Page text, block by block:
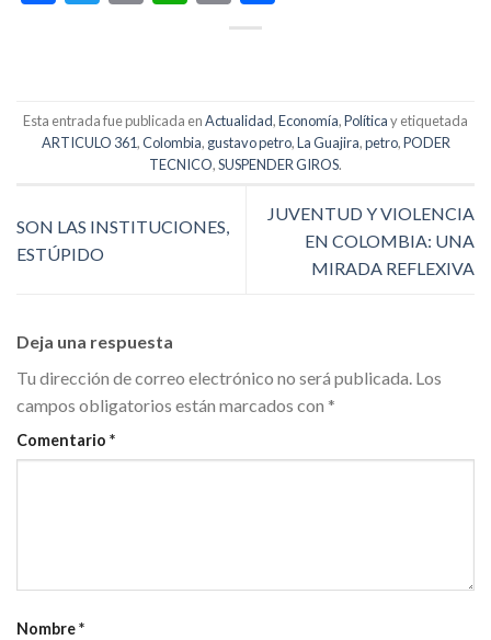
Link
Esta entrada fue publicada enActualidad,Economía,Políticay etiquetada
ARTICULO 361,Colombia, gustavo petro,La Guajira,petro,PODER
TECNICO,SUSPENDER GIROS.
SON LAS INSTITUCIONES,
ESTÚPIDO
JUVENTUD Y VIOLENCIA
EN COLOMBIA: UNA
MIRADA REFLEXIVA
Deja una respuesta
Tu dirección de correo electrónico no será publicada. Los
campos obligatorios están marcados con *
Comentario *
Nombre*